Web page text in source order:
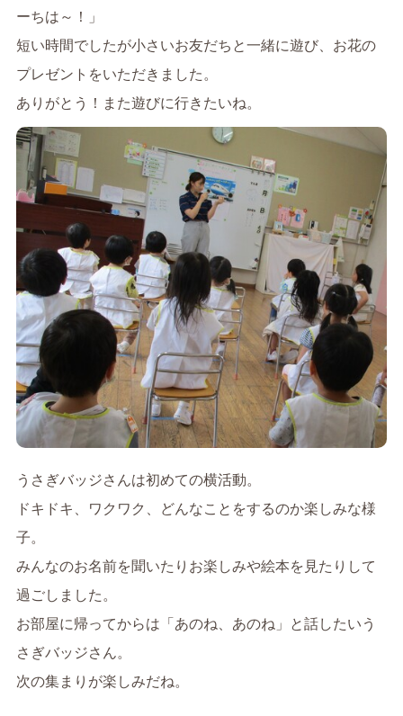
ーちは～！」
短い時間でしたが小さいお友だちと一緒に遊び、お花の
プレゼントをいただきました。
ありがとう！また遊びに行きたいね。
うさぎバッジさんは初めての横活動。
ドキドキ、ワクワク、どんなことをするのか楽しみな様
子。
みんなのお名前を聞いたりお楽しみや絵本を見たりして
過ごしました。
お部屋に帰ってからは「あのね、あのね」と話したいう
さぎバッジさん。
次の集まりが楽しみだね。